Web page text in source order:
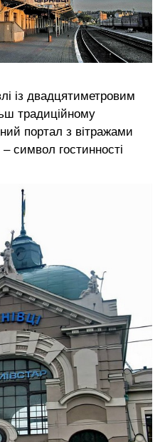
із двадцятиметровим
традиційному
портал з вітражами
символ гостинності